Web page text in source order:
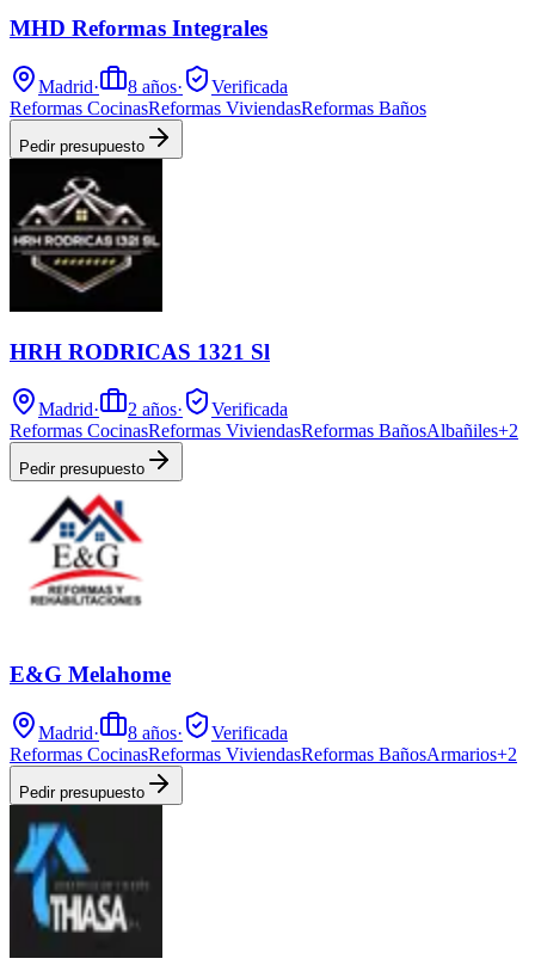
MHD Reformas Integrales
Madrid· 8 años·
Verificada
Reformas CocinasReformas ViviendasReformas Baños
Pedir presupuesto
HRH RODRICAS 1321 Sl
Madrid· 2 años·
Verificada
Reformas CocinasReformas ViviendasReformas BañosAlbañiles+2
Pedir presupuesto
E&G Melahome
Madrid· 8 años·
Verificada
Reformas CocinasReformas ViviendasReformas BañosArmarios+2
Pedir presupuesto